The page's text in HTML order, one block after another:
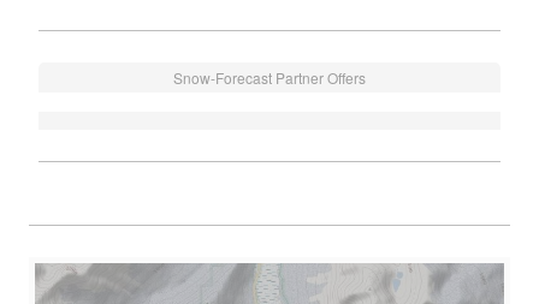
Snow-Forecast Partner Offers